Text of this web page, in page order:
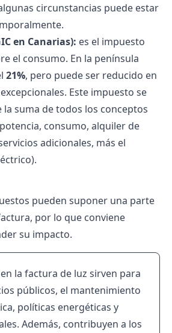
circunstancias puede estar
en Canarias): es el impuesto
el consumo. En la península
21%, pero puede ser reducido en
Este impuesto se
la suma de todos los conceptos
consumo, alquiler de
adicionales, más el
pueden suponer una parte
por lo que conviene
su impacto.
la factura de luz sirven para
públicos, el mantenimiento
políticas energéticas y
Además, contribuyen a los